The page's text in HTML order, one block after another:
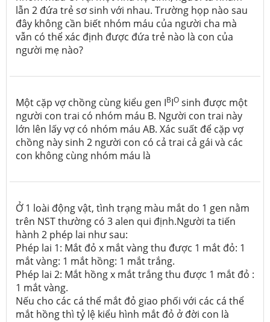
lẫn 2 đứa trẻ sơ sinh với nhau. Trường họp nào sau
đây không cần biết nhóm máu của người cha mà
vẫn có thể xác định được đứa trẻ nào là con của
người mẹ nào?
Một cặp vợ chồng cùng kiểu gen IBIO sinh được một
người con trai có nhóm máu B. Người con trai này
lớn lên lấy vợ có nhóm máu AB. Xác suất để cặp vợ
chồng này sinh 2 người con có cả trai cả gái và các
con không cùng nhóm máu là
Ở 1 loài động vật, tình trạng màu mắt do 1 gen nằm
trên NST thường có 3 alen qui định.Người ta tiến
hành 2 phép lai như sau:
Phép lai 1: Mắt đỏ x mắt vàng thu được 1 mắt đỏ: 1
mắt vàng: 1 mắt hồng: 1 mắt trắng.
Phép lai 2: Mắt hồng x mắt trắng thu được 1 mắt đỏ :
1 mắt vàng.
Nếu cho các cá thể mắt đỏ giao phối với các cá thể
mắt hồng thì tỷ lệ kiểu hình mắt đỏ ở đời con là